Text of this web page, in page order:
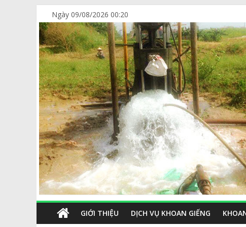
Ngày 09/08/2026 00:20
GIỚI THIỆU DỊCH VỤ KHOAN GIẾNG